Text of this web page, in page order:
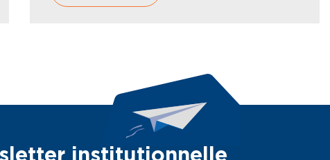
institutionnelle